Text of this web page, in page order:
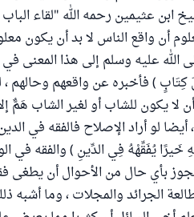
ابن عثيمين رحمه الله "لقاء الباب
أن واقع الناس لا بد أن يكون
الله عليه وسلم إلى هذا المعنى
كِتَابٍ ) فأخبره عن واقعهم وحالهم
لا يكون للشاب أو لغير الشاب
لو أراد الإصلاح فالفقه في
خَيرًا يُفَقِّهْهُ فِي الدِّينِ ) والفقه في
بأي حال من الأحوال أن يطغى
الجرائد والمجلات ، وما